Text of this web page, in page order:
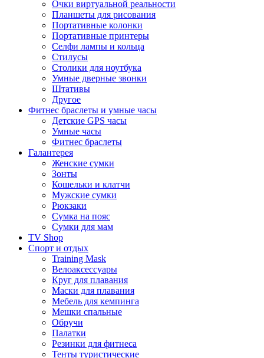
Очки виртуальной реальности
Планшеты для рисования
Портативные колонки
Портативные принтеры
Селфи лампы и кольца
Стилусы
Столики для ноутбука
Умные дверные звонки
Штативы
Другое
Фитнес браслеты и умные часы
Детские GPS часы
Умные часы
Фитнес браслеты
Галантерея
Женские сумки
Зонты
Кошельки и клатчи
Мужские сумки
Рюкзаки
Сумка на пояс
Сумки для мам
TV Shop
Спорт и отдых
Training Mask
Велоаксессуары
Круг для плавания
Маски для плавания
Мебель для кемпинга
Мешки спальные
Обручи
Палатки
Резинки для фитнеса
Тенты туристические